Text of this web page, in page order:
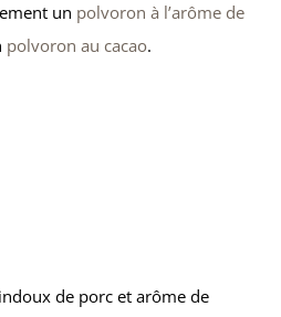
un polvoron à l’arôme de
polvoron au cacao.
de porc et arôme de